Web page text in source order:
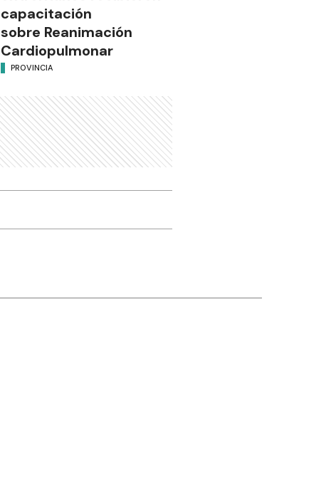
capacitación
sobre Reanimación
Cardiopulmonar
PROVINCIA